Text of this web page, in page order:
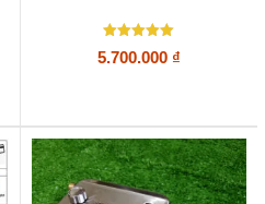
Được xếp
hạng
5.700.000 ₫